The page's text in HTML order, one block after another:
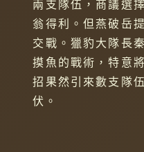
兩支隊伍，商議選
翁得利。但燕破岳
交戰。獵豹大隊長
摸魚的戰術，特意
招果然引來數支隊
伏。